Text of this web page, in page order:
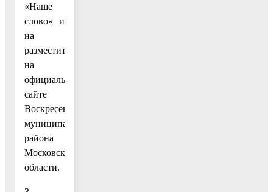
«Наше
слово» и
на
разместить
на
официальном
сайте
Воскресенского
муниципального
района
Московской
области.